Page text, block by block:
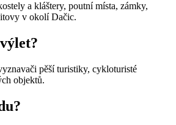
a kláštery, poutní místa, zámky,
v okolí Dačic.
pěší turistiky, cykloturisté
objektů.